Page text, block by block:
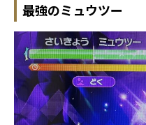
最強のミュウツー